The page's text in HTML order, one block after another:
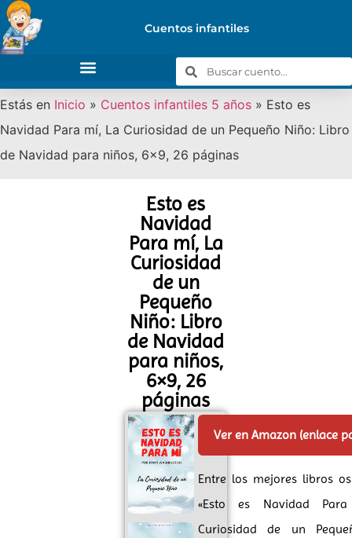
Cuentos infantiles
Estás en Inicio » Cuentos infantiles 5 años » Esto es
Navidad Para mí, La Curiosidad de un Pequeño Niño: Libro
de Navidad para niños, 6×9, 26 páginas
Esto es
Navidad
Para mí, La
Curiosidad
de un
Pequeño
Niño: Libro
de Navidad
para niños,
6×9, 26
páginas
Ver en Amazon (enlace
Entre los mejores libros
«Esto es Navidad
Curiosidad de un